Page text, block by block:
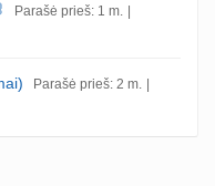
Parašė prieš: 1 m.
Parašė prieš: 2 m.